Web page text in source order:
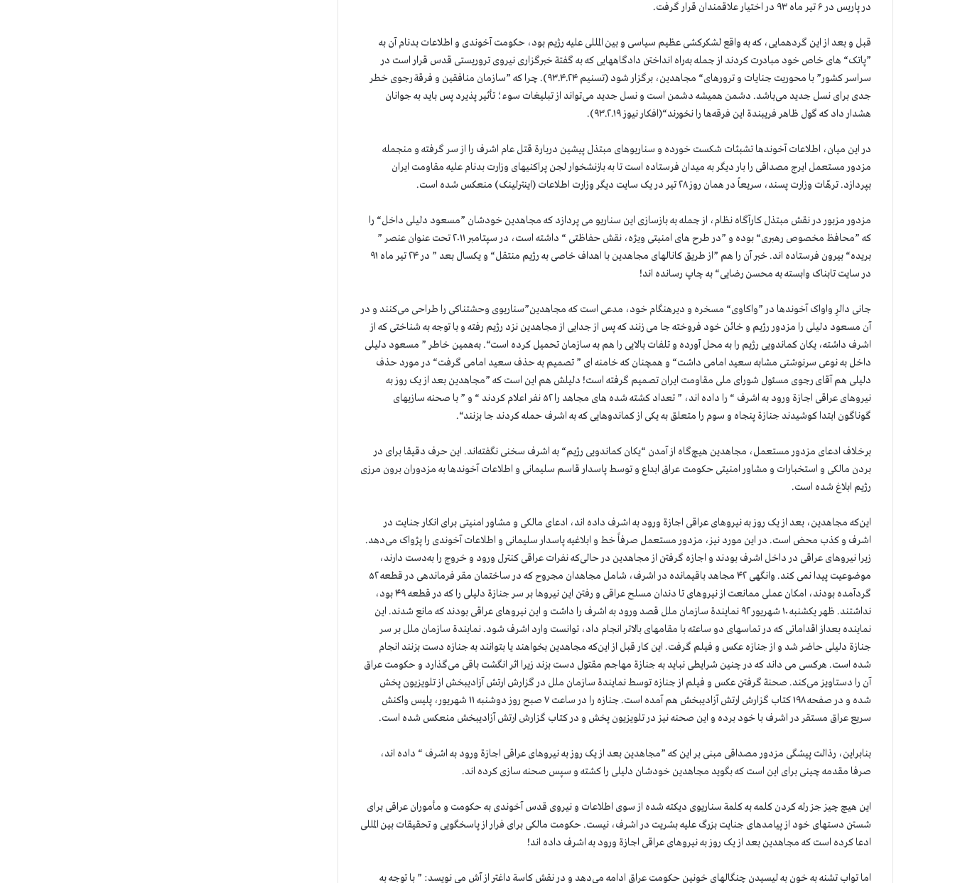
در پاریس در ۶ تیر ماه ۹۳ در اختیار علاقمندان قرار گرفت.
قبل و بعد از این گردهمایی، که به واقع لشکرکشی عظیم سیاسی و بین المللی علیه رژیم بود، حکومت آخوندی و اطلاعات بدنام آن به
”پاتک“ های خاص خود مبادرت کردند از جمله به‌راه انداختن دادگاههایی که به گفتة خبرگزاری نیروی تروریستی قدس قرار است در
سراسر کشور” با محوریت جنایات و ترورهای“ مجاهدین، برگزار شود (تسنیم ۹۳.۴.۲۴). چرا که ”سازمان منافقین و فرقة رجوی خطر
جدی برای نسل جدید می‌باشد. دشمن همیشه دشمن است و نسل جدید می‌تواند از تبلیغات سوء؛ تأثیر پذیرد پس باید به جوانان
هشدار داد که گول ظاهر فریبندة ‌این فرقه‌ها را نخورند“(افکار نیوز ۹۳.۲.۱۹).
در این میان، اطلاعات آخوندها تشبثات شکست خورده و سناریوهای مبتذل پیشین دربارة قتل عام اشرف را از سر گرفته و منجمله
مزدور مستعمل ایرج مصداقی را بار دیگر به میدان فرستاده است تا به بازنشخوار لجن پراکنیهای وزارت بدنام علیه مقاومت ایران
بپردازد. ترهّات وزارت پسند، سریعاً در همان روز ۲۸ تیر در یک سایت دیگر وزارت اطلاعات (اینترلینک) منعکس شده است.
مزدور مزبور در نقش مبتذل کارآگاه نظام، از جمله به بازسازی این سناریو می پردازد که مجاهدین خودشان ”مسعود دلیلی داخل“ را
که ”محافظ مخصوص رهبری“ بوده و ”در طرح های امنیتی ویژه، نقش حفاظتی “ داشته است، در سپتامبر ۲۰۱۱ تحت عنوان عنصر ”
بریده“ بیرون فرستاده اند. خبر آن را هم ”از طریق کانالهای مجاهدین با اهداف خاصی به رژیم منتقل“ و یکسال بعد ” در ۲۴ تیر ماه ۹۱
در سایت تابناک وابسته به محسن رضایی“ به چاپ رسانده اند!
جانی دالرِ واواک آخوندها در ”واکاوی“ مسخره و دیرهنگام خود، مدعی است که مجاهدین”سناریوی وحشتناکی را طراحی می‌کنند و در
آن مسعود دلیلی را مزدور رژیم و خائن خود فروخته جا می زنند که پس از جدایی از مجاهدین نزد رژیم رفته و با توجه به شناختی که از
اشرف داشته، یکان کماندویی رژیم را به محل آورده و تلفات بالایی را هم به سازمان تحمیل کرده است“. به‌همین خاطر ” مسعود دلیلی
داخل به نوعی سرنوشتی مشابه سعید امامی داشت“ و همچنان که خامنه ای ” تصمیم به حذف سعید امامی گرفت“ در مورد حذف
دلیلی هم آقای رجوی مسئول شورای ملی مقاومت ایران تصمیم گرفته است! دلیلش هم این است که ”مجاهدین بعد از یک روز به
نیروهای عراقی اجازة ورود به اشرف “ را داده اند، ” تعداد کشته شده های مجاهد را ۵۲ نفر اعلام کردند “ و ” با صحنه سازیهای
گوناگون ابتدا کوشیدند جنازة پنجاه و سوم را متعلق به یکی از کماندوهایی که به اشرف حمله کردند جا بزنند“.
برخلاف ادعای مزدور مستعمل، مجاهدین هیچ‌گاه از آمدن “یکان کماندویی رژیم“ به اشرف سخنی نگفته‌اند. این حرف دقیقا برای در
بردن مالکی و استخبارات و مشاور امنیتی حکومت عراق ابداع و توسط پاسدار قاسم سلیمانی و اطلاعات آخوندها به مزدوران برون مرزی
رژیم ابلاغ شده است.
این‌که مجاهدین، بعد از یک روز به نیروهای عراقی اجازة ورود به اشرف داده اند، ادعای مالکی و مشاور امنیتی برای انکار جنایت در
اشرف و کذب محض است. در این مورد نیز، مزدور مستعمل صرفاً خط و ابلاغیه پاسدار سلیمانی و اطلاعات آخوندی را پژواک می‌دهد.
زیرا نیروهای عراقی در داخل اشرف بودند و اجازه گرفتن از مجاهدین در حالی‌که نفرات عراقی کنترل ورود و خروج را به‌دست دارند،
موضوعیت پیدا نمی کند. وانگهی ۴۲ مجاهد باقیمانده در اشرف، شامل مجاهدان مجروح که در ساختمان مقر فرماندهی در قطعه ۵۲
گردآمده بودند، امکان عملی ممانعت از نیروهای تا دندان مسلح عراقی و رفتن این نیروها بر سر جنازة دلیلی را که در قطعه ۴۹ بود،
نداشتند. ظهر یکشنبه ۱۰ شهریور ۹۲ نمایندة سازمان ملل قصد ورود به اشرف را داشت و این نیروهای عراقی بودند که مانع شدند. این
نماینده بعداز اقداماتی که در تماسهای دو ساعته با مقامهای بالاتر انجام داد، توانست وارد اشرف شود. نمایندة سازمان ملل بر سر
جنازة دلیلی حاضر شد و از جنازه عکس و فیلم گرفت. این کار قبل از این‌که مجاهدین بخواهند یا بتوانند به جنازه دست بزنند انجام
شده است. هرکسی می داند که در چنین شرایطی نباید به جنازة مهاجم مقتول دست بزند زیرا اثر انگشت باقی می‌گذارد و حکومت عراق
آن را دستاویز می‌کند. صحنة گرفتن عکس و فیلم از جنازه توسط نمایندة سازمان ملل در گزارش ارتش آزادیبخش از تلویزیون پخش
شده و در صفحه ۱۹۸ کتاب گزارش ارتش آزادیبخش هم آمده است. جنازه را در ساعت ۷ صبح روز دوشنبه ۱۱ شهریور، پلیس واکنش
سریع عراق مستقر در اشرف با خود برده و این صحنه نیز در تلویزیون پخش و در کتاب گزارش ارتش آزادیبخش منعکس شده است.
بنابراین، رذالت پیشگی مزدور مصداقی مبنی بر این‌ که ”مجاهدین بعد از یک روز به نیروهای عراقی اجازة ورود به اشرف “ داده اند،
صرفا مقدمه چینی برای این است که بگوید مجاهدین خودشان دلیلی را کشته و سپس صحنه سازی کرده اند.
این هیچ چیز جز رله کردن کلمه به کلمة سناریوی دیکته شده از سوی اطلاعات و نیروی قدس آخوندی به حکومت و مأموران عراقی برای
شستن دستهای خود از پیامدهای جنایت بزرگ علیه بشریت در اشرف، نیست. حکومت مالکی برای فرار از پاسخگویی و تحقیقات بین المللی
ادعا کرده است که مجاهدین بعد از یک روز به نیروهای عراقی اجازة ورود به اشرف داده اند!
اما تواب تشنه به خون به لیسیدن چنگالهای خونین حکومت عراق ادامه می‌دهد و در نقش کاسة داغتر از آش می نویسد: ” با توجه به